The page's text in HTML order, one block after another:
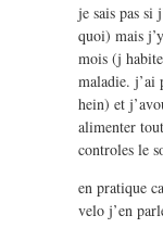
je sais pas si
quoi) mais
mois (j
maladie. j’ai
hein) et
alimenter
controles le
en pratique
velo j’en